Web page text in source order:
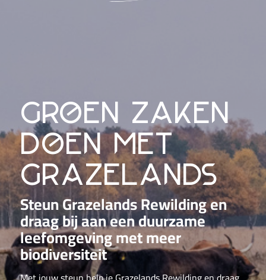
groen zaken
doen met
grazelands
Steun Grazelands Rewilding en
draag bij aan een duurzame
leefomgeving met meer
biodiversiteit